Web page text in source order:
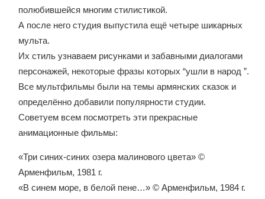
полюбившейся многим стилистикой.
А после него студия выпустила ещё четыре шикарных
мульта.
Их стиль узнаваем рисунками и забавными диалогами
персонажей, некоторые фразы которых “ушли в народ ”.
Все мультфильмы были на темы армянских сказок и
определённо добавили популярности студии.
Советуем всем посмотреть эти прекрасные
анимационные фильмы:
«Три синих-синих озера малинового цвета» ©
Арменфильм, 1981 г.
«В синем море, в белой пене…» © Арменфильм, 1984 г.